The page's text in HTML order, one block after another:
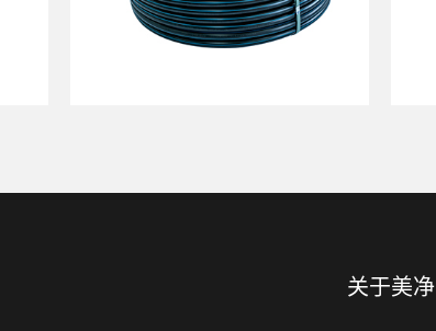
关于美净